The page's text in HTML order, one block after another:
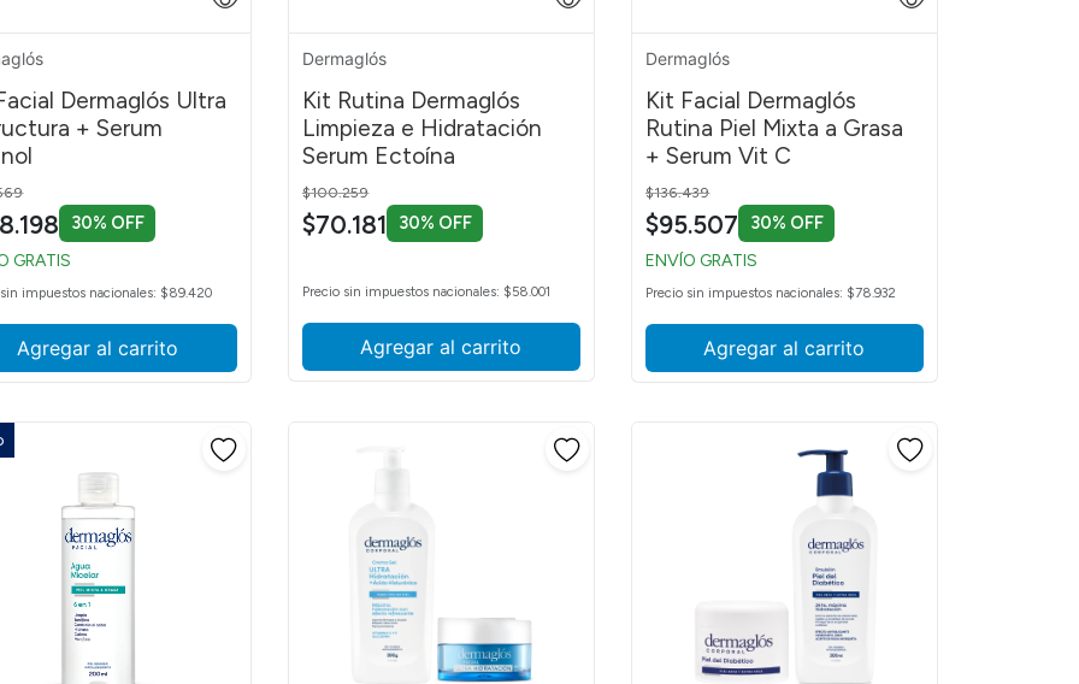
Dermaglós Ultra
+ Serum
from
to
30% OFF
GRATIS
impuestos nacionales: $89.420
Agregar al carrito
Dermaglós
Kit Rutina Dermaglós
Limpieza e Hidratación
Serum Ectoína
Price reduced from
$100.259to
$70.181 30% OFF
Precio sin impuestos nacionales: $58.001
Agregar al carrito
Dermaglós
Kit Facial Dermaglós
Rutina Piel Mixta a Grasa
+ Serum Vit C
Price reduced from
$136.439to
$95.507 30% OFF
ENVÍO GRATIS
Precio sin impuestos nacionales: $78.932
Agregar al carrito